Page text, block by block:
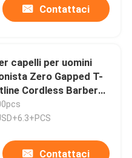
Contattaci
capelli per uomini
Zero Gapped T-
Cordless Barber
capelli Taglio di
elettrico
Contattaci